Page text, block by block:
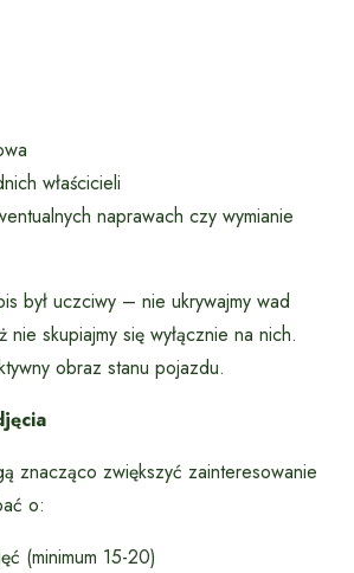
właścicieli
naprawach czy wymianie
był uczciwy – nie ukrywajmy wad
skupiajmy się wyłącznie na nich.
obraz stanu pojazdu.
znacząco zwiększyć zainteresowanie
o:
(minimum 15-20)